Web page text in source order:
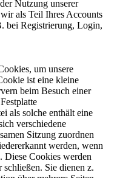
Nutzung unserer
als Teil Ihres Accounts
bei Registrierung, Login,
um unsere
ist eine kleine
beim Besuch einer
als solche enthält eine
verschiedene
Sitzung zuordnen
werden, wenn
Diese Cookies werden
Sie dienen z.